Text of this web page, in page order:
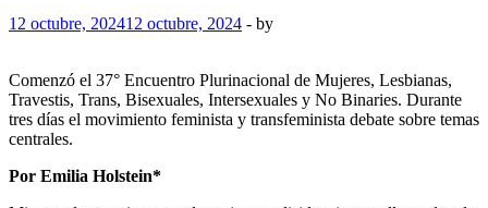
12 octubre, 202412 octubre, 2024 - by
Comenzó el 37° Encuentro Plurinacional de Mujeres, Lesbianas,
Travestis, Trans, Bisexuales, Intersexuales y No Binaries. Durante
tres días el movimiento feminista y transfeminista debate sobre temas
centrales.
Por Emilia Holstein*